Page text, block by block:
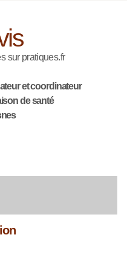
sur pratiques.fr
et coordinateur
de santé